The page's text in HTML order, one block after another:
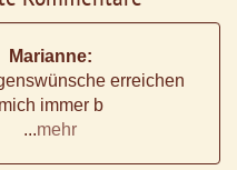
Marianne:
erreichen
mich immer b
...mehr